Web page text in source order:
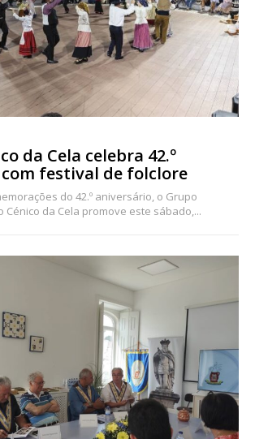
conteúdo online
aos conteúdos Exclusivos para
assinatura anual
da Cela celebra 42.º
festival de folclore
do 42.º aniversário, o Grupo
Cénico da Cela promove este sábado,...